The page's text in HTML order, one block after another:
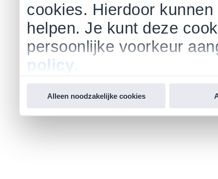
cookies. Hierdoor
helpen. Je kunt deze
persoonlijke voorkeur
policy
Alleen noodzakelijke cookies